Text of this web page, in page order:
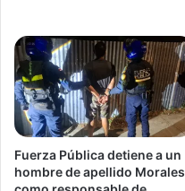
Fuerza Pública detiene a un
hombre de apellido Morales